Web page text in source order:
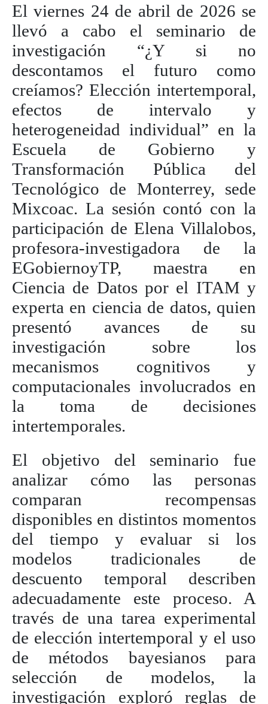
El viernes 24 de abril de 2026 se
llevó a cabo el seminario de
investigación “¿Y si no
descontamos el futuro como
creíamos? Elección intertemporal,
efectos de intervalo y
heterogeneidad individual” en la
Escuela de Gobierno y
Transformación Pública del
Tecnológico de Monterrey, sede
Mixcoac. La sesión contó con la
participación de Elena Villalobos,
profesora-investigadora de la
EGobiernoyTP, maestra en
Ciencia de Datos por el ITAM y
experta en ciencia de datos, quien
presentó avances de su
investigación sobre los
mecanismos cognitivos y
computacionales involucrados en
la toma de decisiones
intertemporales.
El objetivo del seminario fue
analizar cómo las personas
comparan recompensas
disponibles en distintos momentos
del tiempo y evaluar si los
modelos tradicionales de
descuento temporal describen
adecuadamente este proceso. A
través de una tarea experimental
de elección intertemporal y el uso
de métodos bayesianos para
selección de modelos, la
investigación exploró reglas de